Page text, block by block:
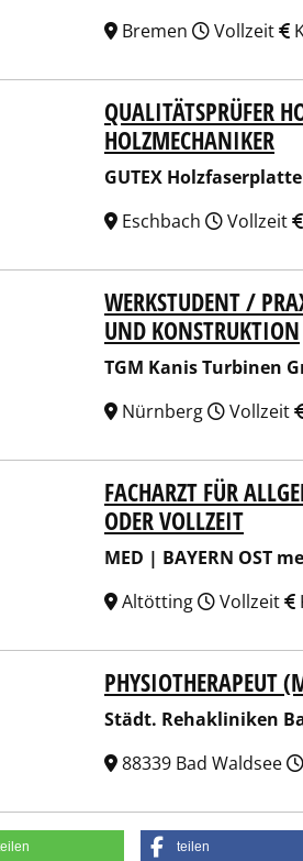
Bremen
Vollzeit
Holzfaserplattenwerk H.
QUALITÄTSPRÜFER
HOLZMECHANIKER
GUTEX
Eschbach
Vollzeit
Kanis Turbinen GmbH
WERKSTUDENT /
UND KONSTRUKTION
TGM Kanis Turbinen
Nürnberg
Vollzeit
| BAYERN OST medizinische
FACHARZT FÜR
ODER VOLLZEIT
MED | BAYERN OST
Altötting
Vollzeit
Rehakliniken Bad Waldsee
PHYSIOTHERAPEUT
Städt. Rehakliniken
88339 Bad Waldsee
teilen